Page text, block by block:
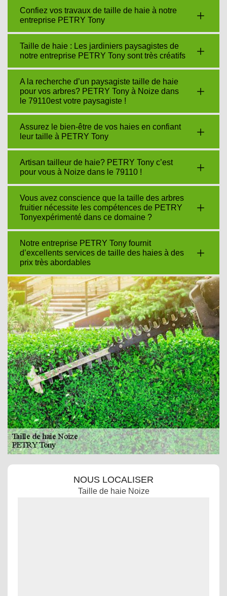
Confiez vos travaux de taille de haie à notre
entreprise PETRY Tony
Taille de haie : Les jardiniers paysagistes de
notre entreprise PETRY Tony sont très créatifs
A la recherche d’un paysagiste taille de haie
pour vos arbres? PETRY Tony à Noize dans
le 79110est votre paysagiste !
Assurez le bien-être de vos haies en confiant
leur taille à PETRY Tony
Artisan tailleur de haie? PETRY Tony c’est
pour vous à Noize dans le 79110 !
Vous avez conscience que la taille des arbres
fruitier nécessite les compétences de PETRY
Tonyexpérimenté dans ce domaine ?
Notre entreprise PETRY Tony fournit
d’excellents services de taille des haies à des
prix très abordables
NOUS LOCALISER
Taille de haie Noize